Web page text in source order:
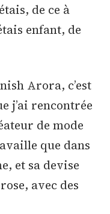
de ce à
enfant, de
Arora, c’est
j’ai rencontrée
de mode
que dans
et sa devise
avec des